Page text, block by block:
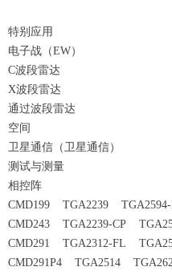
特别应用
电子战（EW）
C波段雷达
X波段雷达
通过波段雷达
空间
卫星通信（卫星通信）
测试与测量
相控阵
CMD199 TGA2239
CMD243 TGA2239-CP
CMD291 TGA2312-FL
CMD291P4 TGA2514